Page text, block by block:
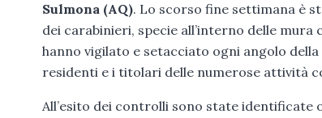
Sulmona (AQ). Lo scorso fine settimana è
dei carabinieri, specie all’interno delle
hanno vigilato e setacciato ogni angolo
residenti e i titolari delle numerose attività
All’esito dei controlli sono state